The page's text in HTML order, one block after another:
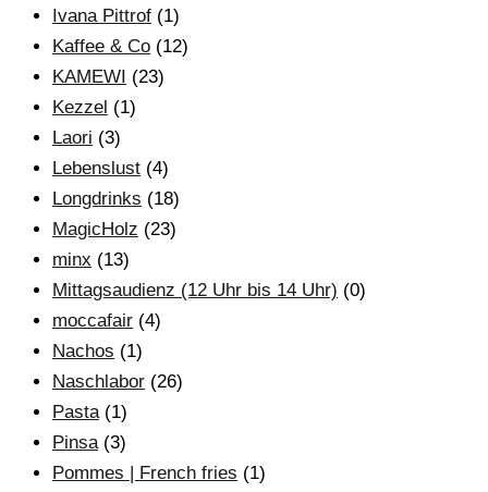
Ivana Pittrof (1)
Kaffee & Co (12)
KAMEWI (23)
Kezzel (1)
Laori (3)
Lebenslust (4)
Longdrinks (18)
MagicHolz (23)
minx (13)
Mittagsaudienz (12 Uhr bis 14 Uhr) (0)
moccafair (4)
Nachos (1)
Naschlabor (26)
Pasta (1)
Pinsa (3)
Pommes | French fries (1)